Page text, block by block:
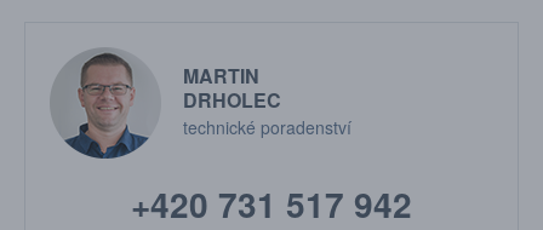
MARTIN
DRHOLEC
technické poradenství
+420 731 517 942